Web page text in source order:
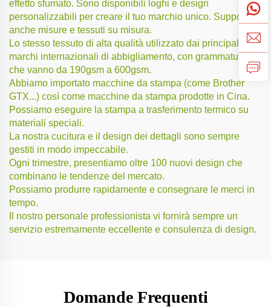
effetto sfumato. Sono disponibili loghi e design
personalizzabili per creare il tuo marchio unico. Supporta
anche misure e tessuti su misura.
Lo stesso tessuto di alta qualità utilizzato dai principali
marchi internazionali di abbigliamento, con grammature
che vanno da 190gsm a 600gsm.
Abbiamo importato macchine da stampa (come Brother
GTX...) così come macchine da stampa prodotte in Cina.
Possiamo eseguire la stampa a trasferimento termico su
materiali speciali.
La nostra cucitura e il design dei dettagli sono sempre
gestiti in modo impeccabile.
Ogni trimestre, presentiamo oltre 100 nuovi design che
combinano le tendenze del mercato.
Possiamo produrre rapidamente e consegnare le merci in
tempo.
Il nostro personale professionista vi fornirà sempre un
servizio estremamente eccellente e consulenza di design.
Domande Frequenti